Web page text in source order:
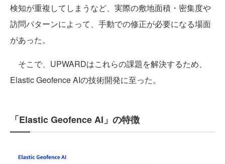
検知が重複してしまうなど、実際の敷地面積・密集度や
訪問パターンによって、手動での修正が必要になる場面
があった。
そこで、UPWARDはこれらの課題を解決するため、
Elastic Geofence AIの技術開発に至った。
「Elastic Geofence AI」の特徴